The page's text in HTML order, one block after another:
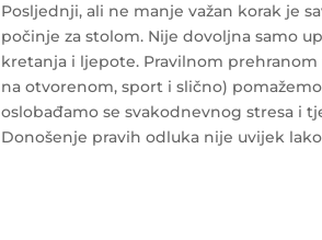
Posljednji, ali ne manje važan korak je
počinje za stolom. Nije dovoljna samo
kretanja i ljepote. Pravilnom
na otvorenom, sport i slično)
oslobađamo se svakodnevnog stresa i
Donošenje pravih odluka nije uvijek